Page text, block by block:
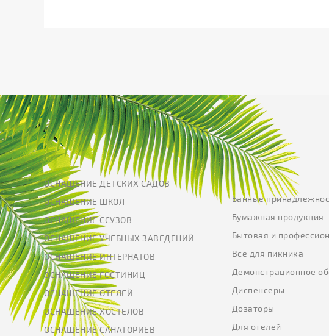
ОСНАЩЕНИЕ ДЕТСКИХ САДОВ
ОСНАЩЕНИЕ ШКОЛ
ОСНАЩЕНИЕ ССУЗОВ
ОСНАЩЕНИЕ УЧЕБНЫХ ЗАВЕДЕНИЙ
ОСНАЩЕНИЕ ИНТЕРНАТОВ
ОСНАЩЕНИЕ ГОСТИНИЦ
ОСНАЩЕНИЕ ОТЕЛЕЙ
ОСНАЩЕНИЕ ХОСТЕЛОВ
ОСНАЩЕНИЕ САНАТОРИЕВ
Банные
Бумажная продукция
Бытовая и
Все для пикника
Демонстрационное
Диспенсеры
Дозаторы
Для отелей